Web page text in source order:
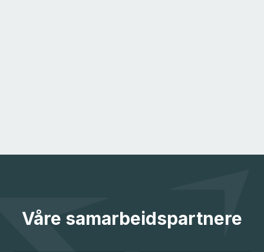
Våre samarbeidspartnere